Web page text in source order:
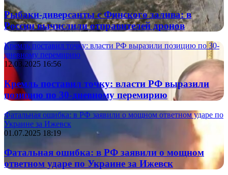
Рыбаки-диверсанты с Финского залива: в
России вычислили отправителей дронов
Кремль поставил точку: власти РФ выразили позицию по 30-
дневному перемирию
12.03.2025 16:56
Кремль поставил точку: власти РФ выразили
позицию по 30-дневному перемирию
Фатальная ошибка: в РФ заявили о мощном ответном ударе по
Украине за Ижевск
01.07.2025 18:19
Фатальная ошибка: в РФ заявили о мощном
ответном ударе по Украине за Ижевск